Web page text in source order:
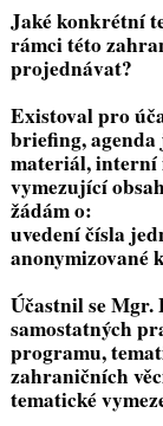
Jaké konkrétní
rámci této
projednávat?
Existoval pro
briefing,
materiál, interní
vymezující
žádám o:
uvedení čísla
anonymizované
Účastnil se
samostatných
programu,
zahraničních
tematické